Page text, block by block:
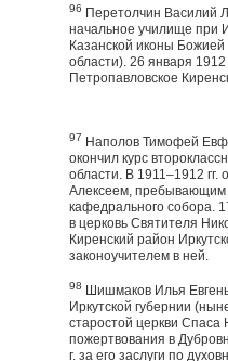
96 Перетолчин Василий
начальное училище при
Казанской иконы Божией
области). 26 января
Петропавловское
97 Наполов Тимофей
окончил курс
области. В 1911–1912 гг.
Алексеем, пребывающим
кафедрального собора.
в церковь Святителя
Киренский район
законоучителем в ней.
98 Шишмаков Илья
Иркутской губернии
старостой церкви Спаса
пожертвования в
г. за его заслуги по